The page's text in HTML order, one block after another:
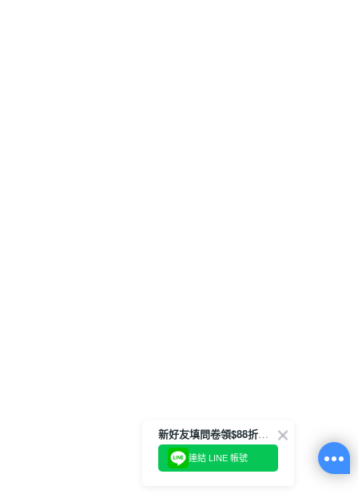
新好友填問卷領$88折扣金
連結 LINE 帳號